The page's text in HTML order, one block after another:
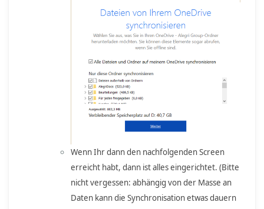
Wenn Ihr dann den nachfolgenden Screen
erreicht habt, dann ist alles eingerichtet. (Bitte
nicht vergessen: abhängig von der Masse an
Daten kann die Synchronisation etwas dauern